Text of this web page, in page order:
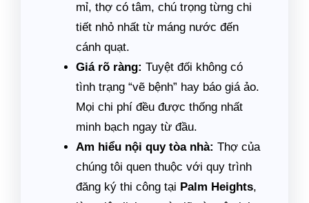
mỉ, thợ có tâm, chú trọng từng chi
tiết nhỏ nhất từ máng nước đến
cánh quạt.
Giá rõ ràng: Tuyệt đối không có
tình trạng “vẽ bệnh” hay báo giá ảo.
Mọi chi phí đều được thống nhất
minh bạch ngay từ đầu.
Am hiểu nội quy tòa nhà: Thợ của
chúng tôi quen thuộc với quy trình
đăng ký thi công tại Palm Heights,